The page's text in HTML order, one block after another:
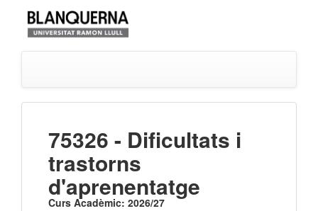
75326 - Dificultats i
trastorns
d'aprenentatge
Curs Acadèmic: 2026/27